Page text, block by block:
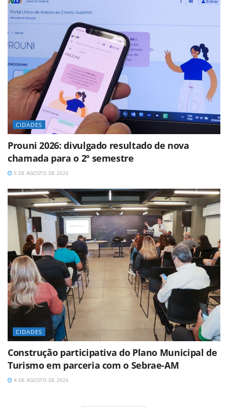
CIDADES
Prouni 2026: divulgado resultado de nova
chamada para o 2º semestre
5 DE AGOSTO DE 2026
CIDADES
Construção participativa do Plano Municipal de
Turismo em parceria com o Sebrae-AM
4 DE AGOSTO DE 2026